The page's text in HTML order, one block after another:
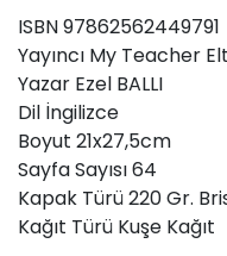
ISBN 97862562449791
Yayıncı My Teacher Elt
Yazar Ezel BALLI
Dil İngilizce
Boyut 21x27,5cm
Sayfa Sayısı 64
Kapak Türü 220 Gr.
Kağıt Türü Kuşe Kağıt